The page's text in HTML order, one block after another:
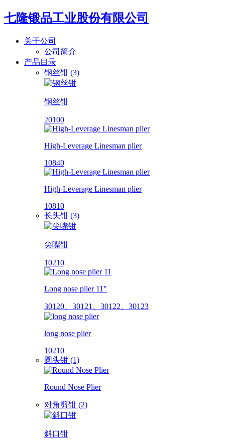
七隆锻品工业股份有限公司
关于公司
公司简介
产品目录
钢丝钳 (3)
钢丝钳
20100
High-Leverage Linesman plier
10840
High-Leverage Linesman plier
10810
长头钳 (3)
尖嘴钳
10210
Long nose plier 11"
30120、30121、30122、30123
long nose plier
10210
圆头钳 (1)
Round Nose Plier
对角剪钳 (2)
斜口钳